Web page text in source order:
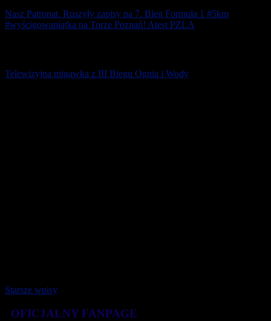
Nasz Patronat. Ruszyły zapisy na 7. Bieg Formuła 1 #5km
#wyścigowapiątka na Torze Poznań! Atest PZLA
Telewizyjna migawka z III Biegu Ognia i Wody
Starsze wpisy
OFICJALNY FANPAGE